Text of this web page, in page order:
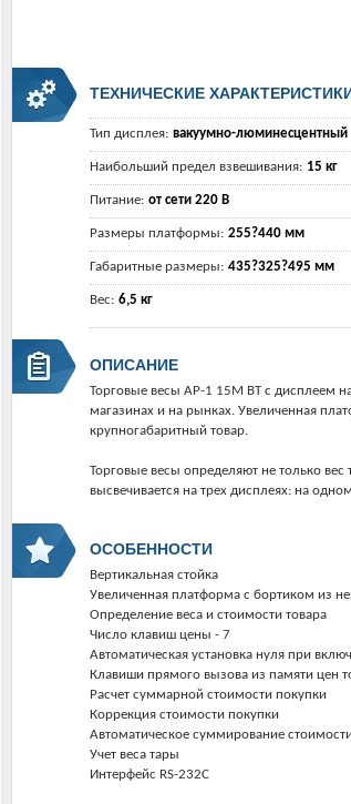
ТЕХНИЧЕСКИЕ
Тип дисплея: вакуумно-люминесцентный
Наибольший предел взвешивания: 15 кг
Питание: от сети 220 В
Размеры платформы: 255?440 мм
Габаритные размеры: 435?325?495 мм
Вес: 6,5 кг
ОПИСАНИЕ
Торговые весы AP-1 15М ВТ с дисплеем
магазинах и на рынках. Увеличенная
крупногабаритный товар.
Торговые весы определяют не только
высвечивается на трех дисплеях: на
ОСОБЕННОСТИ
Вертикальная стойка
Увеличенная платформа с бортиком из
Определение веса и стоимости товара
Число клавиш цены - 7
Автоматическая установка нуля при
Клавиши прямого вызова из памяти цен
Расчет суммарной стоимости покупки
Коррекция стоимости покупки
Автоматическое суммирование
Учет веса тары
Интерфейс RS-232C